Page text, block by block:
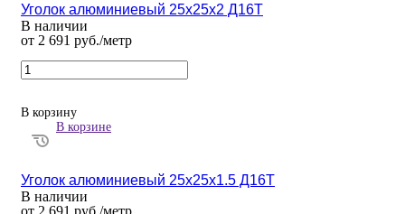
Уголок алюминиевый 25х25х2 Д16Т
В наличии
от 2 691 руб./метр
В корзину
В корзине
Уголок алюминиевый 25х25х1.5 Д16Т
В наличии
от 2 691 руб./метр